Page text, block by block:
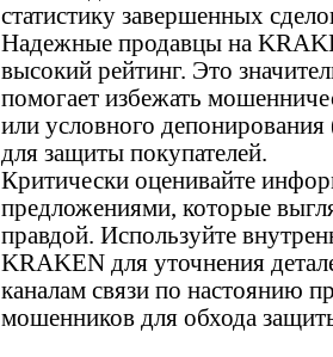
статистику завершенных
Надежные продавцы на
высокий рейтинг. Это
помогает избежать
или условного
для защиты покупателей.
Критически оценивайте
предложениями, которые
правдой. Используйте
KRAKEN для уточнения
каналам связи по настоянию
мошенников для обхода